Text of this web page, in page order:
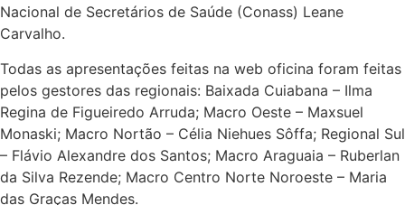
Nacional de Secretários de Saúde (Conass) Leane
Carvalho.
Todas as apresentações feitas na web oficina foram feitas
pelos gestores das regionais: Baixada Cuiabana – Ilma
Regina de Figueiredo Arruda; Macro Oeste – Maxsuel
Monaski; Macro Nortão – Célia Niehues Sôffa; Regional Sul
– Flávio Alexandre dos Santos; Macro Araguaia – Ruberlan
da Silva Rezende; Macro Centro Norte Noroeste – Maria
das Graças Mendes.